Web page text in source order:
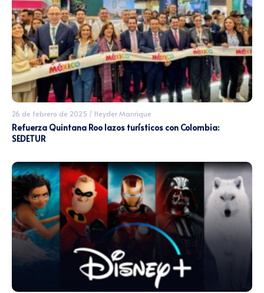
26 de febrero de 2025 / Heyder Manrique
Refuerza Quintana Roo lazos turísticos con Colombia:
SEDETUR